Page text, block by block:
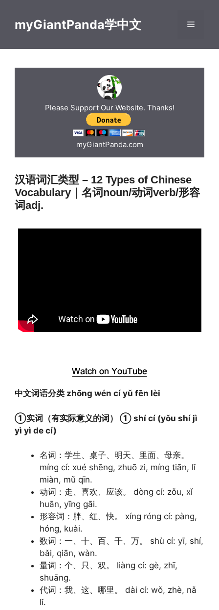
contentmyGiantPanda学中文 Menu
Please Support Our Website. Thanks!
myGiantPanda.com
汉语词汇类型 – 12 Types of Chinese
Vocabulary｜名词noun/动词verb/形容
词adj.
中文词语分类 zhōng wén cí yǔ fēn lèi
①实词（有实际意义的词） ① shí cí (yǒu shí jì
yì yì de cí)
名词：学生、桌子、明天、里面、母亲。
míng cí: xué shēng, zhuō zi, míng tiān, lǐ
miàn, mǔ qīn.
动词：走、喜欢、应该。 dòng cí: zǒu, xǐ
huān, yīng gāi.
形容词：胖、红、快。 xíng róng cí: pàng,
hóng, kuài.
数词：一、十、百、千、万。 shù cí: yī, shí,
bǎi, qiān, wàn.
量词：个、只、双。 liàng cí: gè, zhī,
shuāng.
代词：我、这、哪里。 dài cí: wǒ, zhè, nǎ
lǐ.